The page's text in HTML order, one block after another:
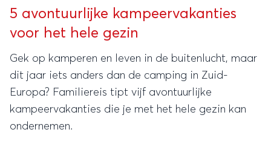
5 avontuurlijke kampeervakanties
voor het hele gezin
Gek op kamperen en leven in de buitenlucht, maar
dit jaar iets anders dan de camping in Zuid-
Europa? Familiereis tipt vijf avontuurlijke
kampeervakanties die je met het hele gezin kan
ondernemen.